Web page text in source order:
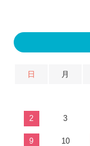
日 月
2 3
9 10